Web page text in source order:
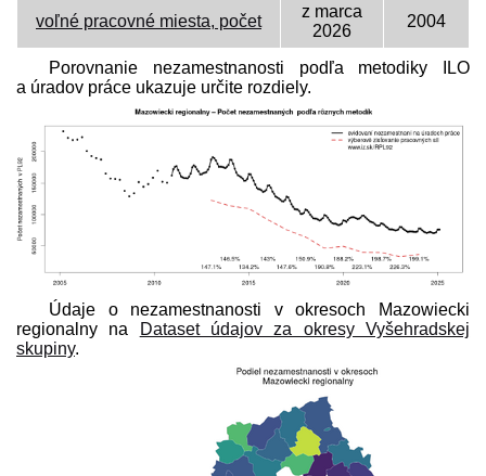
voľné pracovné miesta, počet
z marca
2026
2004
Porovnanie nezamestnanosti podľa metodiky ILO
a úradov práce ukazuje určite rozdiely.
Údaje o nezamestnanosti v okresoch Mazowiecki
regionalny na
Dataset údajov za okresy Vyšehradskej
skupiny.